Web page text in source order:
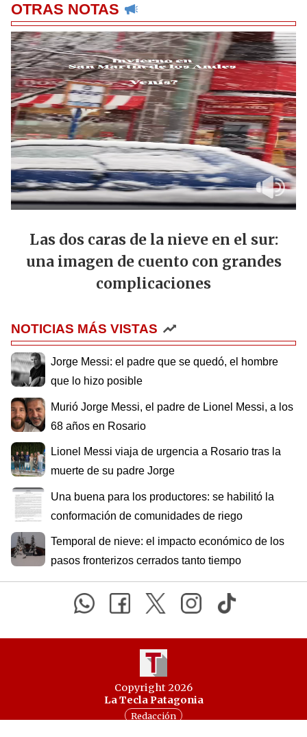
OTRAS NOTAS
Las dos caras de la nieve en el sur:
una imagen de cuento con grandes
complicaciones
NOTICIAS MÁS VISTAS
Jorge Messi: el padre que se quedó, el hombre
que lo hizo posible
Murió Jorge Messi, el padre de Lionel Messi, a los
68 años en Rosario
Lionel Messi viaja de urgencia a Rosario tras la
muerte de su padre Jorge
Una buena para los productores: se habilitó la
conformación de comunidades de riego
Temporal de nieve: el impacto económico de los
pasos fronterizos cerrados tanto tiempo
Copyright 2026
La Tecla Patagonia
Redacción